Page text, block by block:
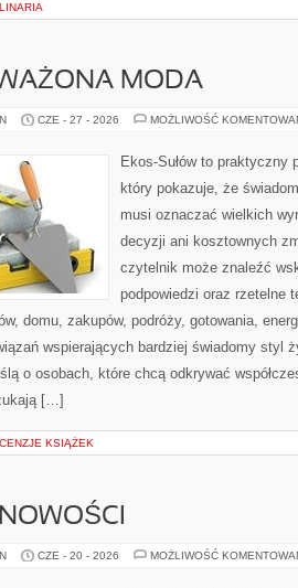
MODA
CZE - 27 - 2026 MOŻLIWOŚĆ
Ekos-Sułów to praktyczny
który pokazuje, że
musi oznaczać wielkich
decyzji ani kosztownych
czytelnik może znaleźć
podpowiedzi oraz rzetelne
domu, zakupów, podróży, gotowania,
wspierających bardziej świadomy styl
o osobach, które chcą odkrywać
[…]
KSIĄŻEK
CZE - 20 - 2026 MOŻLIWOŚĆ